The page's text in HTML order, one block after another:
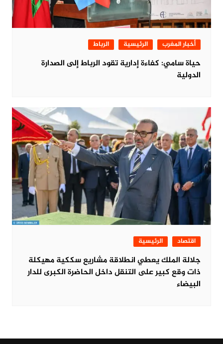
أخبار المغرب الرئيسية الرباط
حياة سامي: كفاءة إدارية تقود الرباط إلى الصدارة
الدولية
اقتصاد الرئيسية
جلالة الملك يعطي انطلاقة مشاريع سككية مهيكلة
ذات وقع كبير على التنقل داخل الحاضرة الكبرى للدار
البيضاء